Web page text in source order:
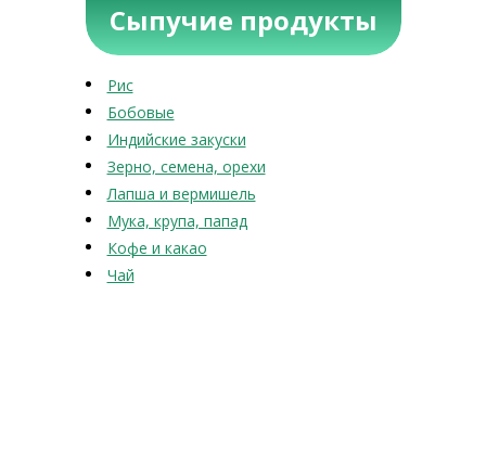
Сыпучие продукты
Рис
Бобовые
Индийские закуски
Зерно, семена, орехи
Лапша и вермишель
Мука, крупа, папад
Кофе и какао
Чай